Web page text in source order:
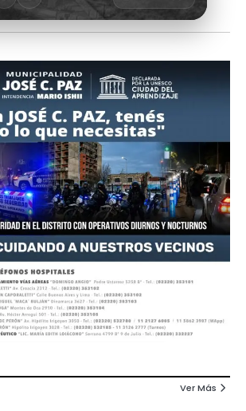
Ver Más